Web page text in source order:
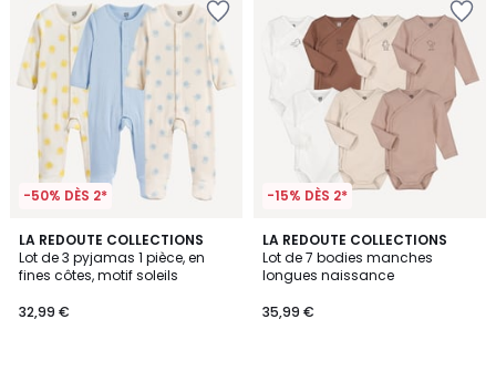
-50% DÈS 2*
LA REDOUTE COLLECTIONS
Lot de 3 pyjamas 1 pièce, en
fines côtes, motif soleils
32,99 €
-15% DÈS 2*
LA REDOUTE COLLECTIONS
Lot de 7 bodies manches
longues naissance
35,99 €
4,5
/ 5